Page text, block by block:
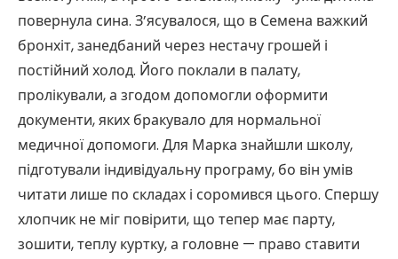
повернула сина. З’ясувалося, що в Семена важкий
бронхіт, занедбаний через нестачу грошей і
постійний холод. Його поклали в палату,
пролікували, а згодом допомогли оформити
документи, яких бракувало для нормальної
медичної допомоги. Для Марка знайшли школу,
підготували індивідуальну програму, бо він умів
читати лише по складах і соромився цього. Спершу
хлопчик не міг повірити, що тепер має парту,
зошити, теплу куртку, а головне — право ставити